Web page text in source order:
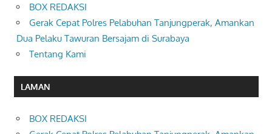
BOX REDAKSI
Gerak Cepat Polres Pelabuhan Tanjungperak, Amankan
Dua Pelaku Tawuran Bersajam di Surabaya
Tentang Kami
LAMAN
BOX REDAKSI